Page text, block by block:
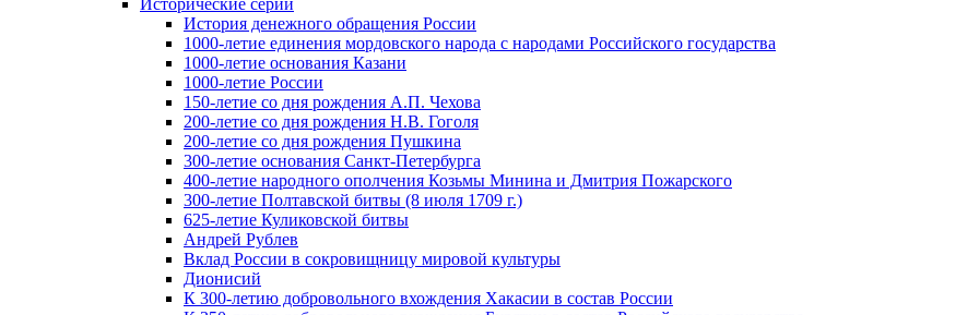
История денежного обращения России
1000-летие единения мордовского народа с народами Российского государства
1000-летие основания Казани
1000-летие России
150-летие со дня рождения А.П. Чехова
200-летие со дня рождения Н.В. Гоголя
200-летие со дня рождения Пушкина
300-летие основания Санкт-Петербурга
400-летие народного ополчения Козьмы Минина и Дмитрия Пожарского
300-летие Полтавской битвы (8 июля 1709 г.)
625-летие Куликовской битвы
Андрей Рублев
Вклад России в сокровищницу мировой культуры
Дионисий
К 300-летию добровольного вхождения Хакасии в состав России